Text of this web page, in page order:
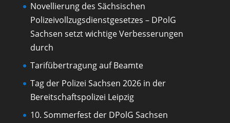
Novellierung des Sächsischen
Polizeivollzugsdienstgesetzes – DPolG
Sachsen setzt wichtige Verbesserungen
durch
Tarifübertragung auf Beamte
Tag der Polizei Sachsen 2026 in der
Bereitschaftspolizei Leipzig
10. Sommerfest der DPolG Sachsen